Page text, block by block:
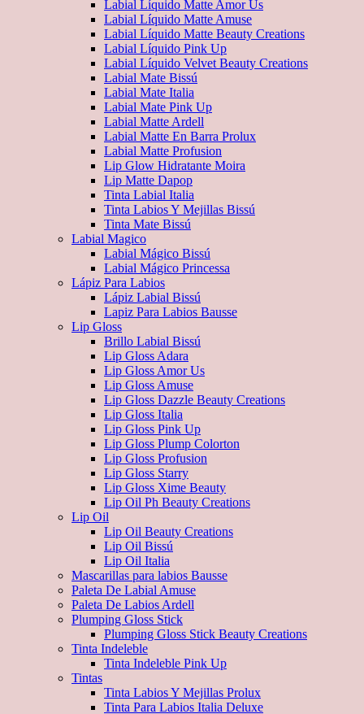
Labial Líquido Matte Amor Us
Labial Líquido Matte Amuse
Labial Líquido Matte Beauty Creations
Labial Líquido Pink Up
Labial Líquido Velvet Beauty Creations
Labial Mate Bissú
Labial Mate Italia
Labial Mate Pink Up
Labial Matte Ardell
Labial Matte En Barra Prolux
Labial Matte Profusion
Lip Glow Hidratante Moira
Lip Matte Dapop
Tinta Labial Italia
Tinta Labios Y Mejillas Bissú
Tinta Mate Bissú
Labial Magico
Labial Mágico Bissú
Labial Mágico Princessa
Lápiz Para Labios
Lápiz Labial Bissú
Lapiz Para Labios Bausse
Lip Gloss
Brillo Labial Bissú
Lip Gloss Adara
Lip Gloss Amor Us
Lip Gloss Amuse
Lip Gloss Dazzle Beauty Creations
Lip Gloss Italia
Lip Gloss Pink Up
Lip Gloss Plump Colorton
Lip Gloss Profusion
Lip Gloss Starry
Lip Gloss Xime Beauty
Lip Oil Ph Beauty Creations
Lip Oil
Lip Oil Beauty Creations
Lip Oil Bissú
Lip Oil Italia
Mascarillas para labios Bausse
Paleta De Labial Amuse
Paleta De Labios Ardell
Plumping Gloss Stick
Plumping Gloss Stick Beauty Creations
Tinta Indeleble
Tinta Indeleble Pink Up
Tintas
Tinta Labios Y Mejillas Prolux
Tinta Para Labios Italia Deluxe